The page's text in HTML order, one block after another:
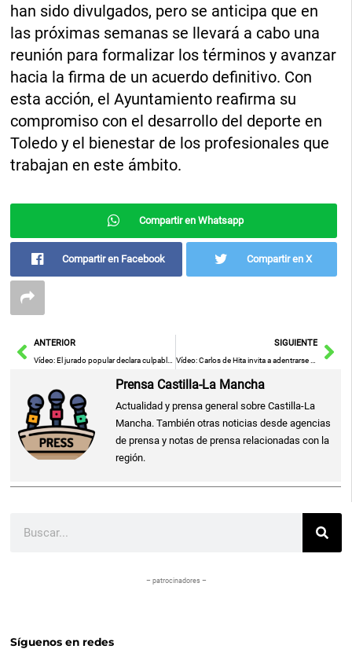
han sido divulgados, pero se anticipa que en
las próximas semanas se llevará a cabo una
reunión para formalizar los términos y avanzar
hacia la firma de un acuerdo definitivo. Con
esta acción, el Ayuntamiento reafirma su
compromiso con el desarrollo del deporte en
Toledo y el bienestar de los profesionales que
trabajan en este ámbito.
Compartir en Whatsapp
Compartir en Facebook Compartir en X
AntANTERIOR
Vídeo: El jurado popular declara culpable al acusado de la muerte de un hombre en Bargas
SIGUIENTE
Vídeo: Carlos de Hita invita a adentrarse en los paisajes de Toledo con una experiencia sonora inmersiva
Prensa Castilla-La Mancha
Actualidad y prensa general sobre Castilla-La
Mancha. También otras noticias desde agencias
de prensa y notas de prensa relacionadas con la
región.
– patrocinadores –
Síguenos en redes